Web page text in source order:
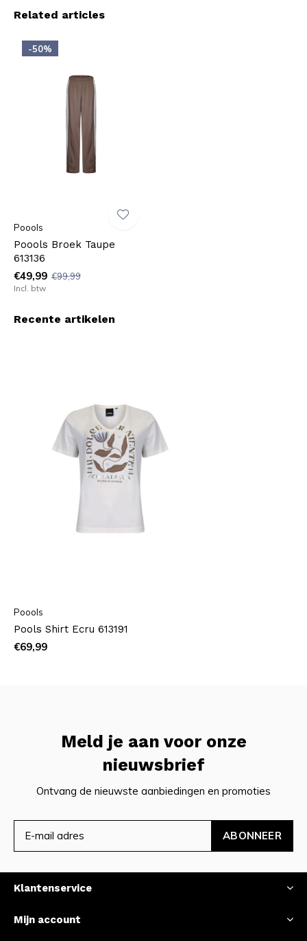
Related articles
-50%
Poools
Poools Broek Taupe
613136
€49,99 €99,99
Incl. btw
Recente artikelen
Poools
Pools Shirt Ecru 613191
€69,99
Meld je aan voor onze
nieuwsbrief
Ontvang de nieuwste aanbiedingen en promoties
ABONNEER
Klantenservice
Mijn account